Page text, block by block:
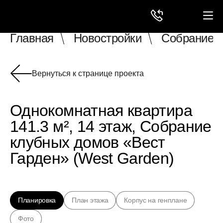
Главная Новостройки Собрание
Вернуться к странице проекта
Однокомнатная квартира
141.3 м², 14 этаж, Собрание
клубных домов «Вест
Гарден» (West Garden)
Планировка План этажа Корпус на генплане
Фото